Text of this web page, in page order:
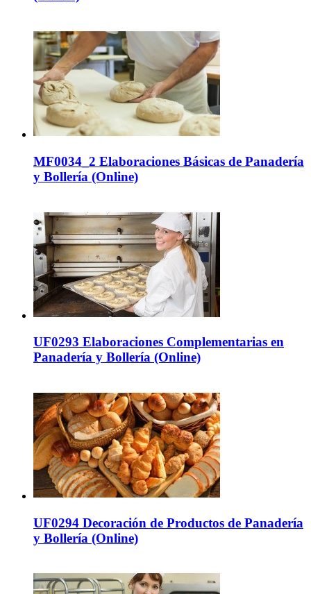
MF0034_2 Elaboraciones Básicas de Panadería
y Bollería (Online)
UF0293 Elaboraciones Complementarias en
Panadería y Bollería (Online)
UF0294 Decoración de Productos de Panadería
y Bollería (Online)